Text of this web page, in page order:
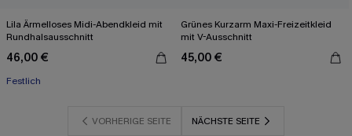
Lila Ärmelloses Midi-Abendkleid mit
Rundhalsausschnitt
46,00 €
Festlich
Grünes Kurzarm Maxi-Freizeitkleid
mit V-Ausschnitt
45,00 €
VORHERIGE SEITE NÄCHSTE SEITE